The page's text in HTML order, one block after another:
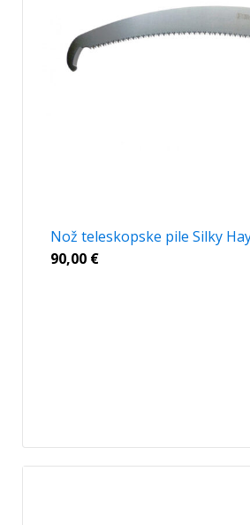
Nož teleskopske pile Silky
90,00 €